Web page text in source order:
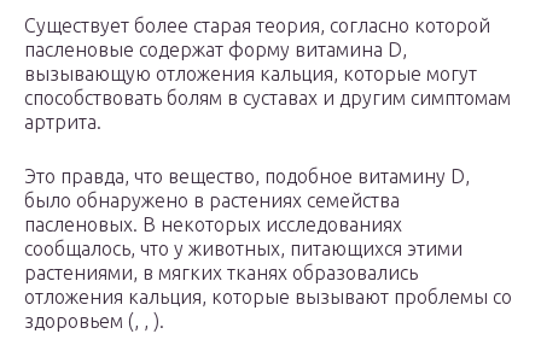
Существует более старая теория, согласно которой
пасленовые содержат форму витамина D,
вызывающую отложения кальция, которые могут
способствовать болям в суставах и другим симптомам
артрита.
Это правда, что вещество, подобное витамину D,
было обнаружено в растениях семейства
пасленовых. В некоторых исследованиях
сообщалось, что у животных, питающихся этими
растениями, в мягких тканях образовались
отложения кальция, которые вызывают проблемы со
здоровьем (, , ).